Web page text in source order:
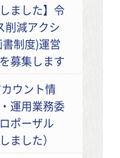
ました】令
削減アクシ
制度)運営
募集します
カウント情
運用業務委
ポーザル
ました）